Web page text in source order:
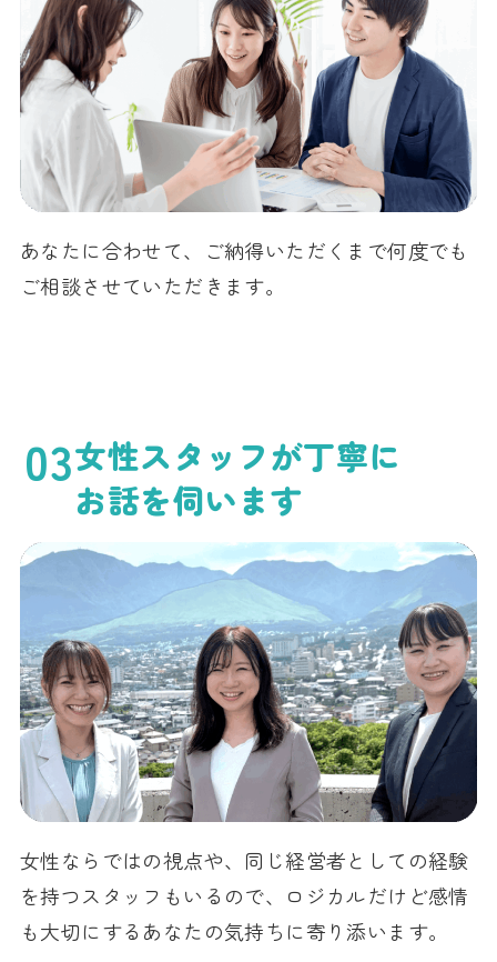
あなたに合わせて、ご納得いただくまで何度でも
ご相談させていただきます。
03女性スタッフが丁寧に
お話を伺います
女性ならではの視点や、同じ経営者としての経験
を持つスタッフもいるので、ロジカルだけど感情
も大切にするあなたの気持ちに寄り添います。